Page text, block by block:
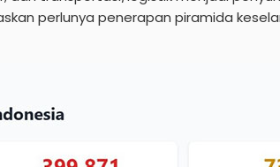
perlunya penerapan piramida